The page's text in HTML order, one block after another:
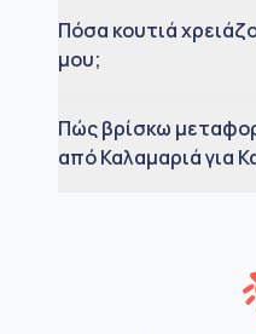
Πόσα κουτιά
μου;
Πώς βρίσκω
από Καλαμαριά για